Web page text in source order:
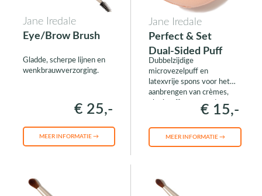
Jane Iredale
Eye/Brow Brush
Gladde, scherpe lijnen en
wenkbrauwverzorging.
€ 25,-
MEER INFORMATIE →
Jane Iredale
Perfect & Set
Dual-Sided Puff
Dubbelzijdige
microvezelpuff en
latexvrije spons voor het
aanbrengen van crèmes,
vloeistoffen en poeders.
€ 15,-
MEER INFORMATIE →